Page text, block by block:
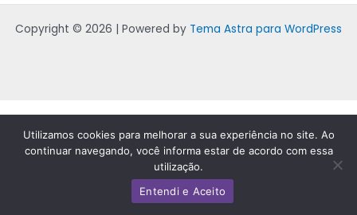
Copyright © 2026 | Powered by Tema Astra para WordPress
Utilizamos cookies para melhorar a sua experiência no site. Ao
continuar navegando, você informa estar de acordo com essa
utilização.
Entendi e Aceito